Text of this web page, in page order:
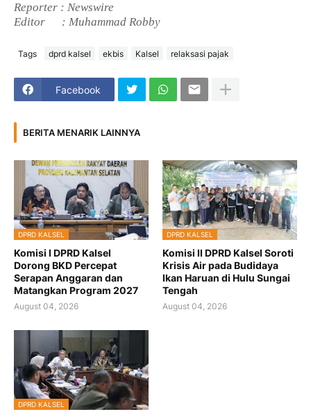
Reporter : Newswire
Editor
: Muhammad Robby
Tags dprd kalsel ekbis Kalsel relaksasi pajak
Facebook
BERITA MENARIK LAINNYA
DPRD KALSEL
Komisi I DPRD Kalsel
Dorong BKD Percepat
Serapan Anggaran dan
Matangkan Program 2027
August 04, 2026
DPRD KALSEL
Komisi II DPRD Kalsel Soroti
Krisis Air pada Budidaya
Ikan Haruan di Hulu Sungai
Tengah
August 04, 2026
DPRD KALSEL